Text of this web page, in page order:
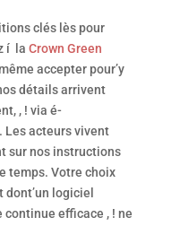
clés lès pour
í la Crown Green
accepter pour’y
détails arrivent
, ! via é-
Les acteurs vivent
sur nos instructions
temps. Votre choix
logiciel
efficace , ! ne